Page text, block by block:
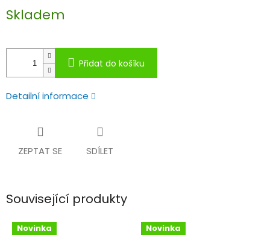
cena:
Skladem
Přidat do košíku
Detailní informace
ZEPTAT SE SDÍLET
Související produkty
Novinka Novinka